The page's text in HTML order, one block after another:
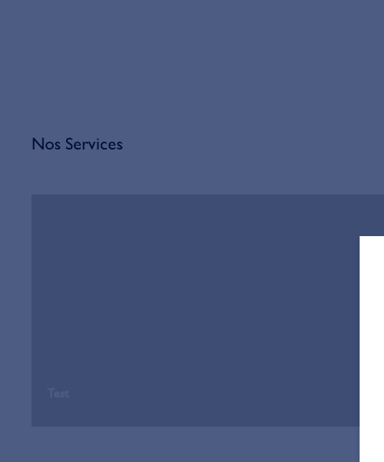
Nos Services